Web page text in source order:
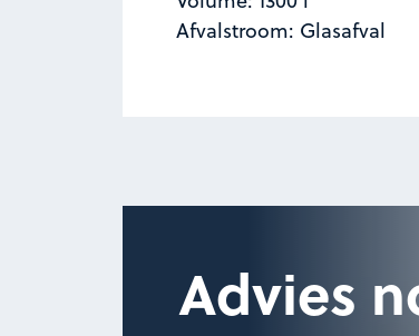
Afvalstroom: Glasafval
Advies